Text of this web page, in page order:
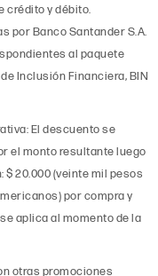
crédito y débito.
por Banco Santander S.A.
al paquete
Inclusión Financiera, BIN
El descuento se
el monto resultante luego
20.000 (veinte mil pesos
por compra y
aplica al momento de la
otras promociones